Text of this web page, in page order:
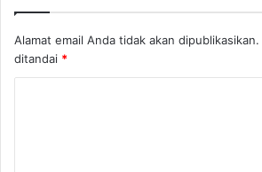
Alamat email Anda tidak akan dipublikasikan.
ditandai *